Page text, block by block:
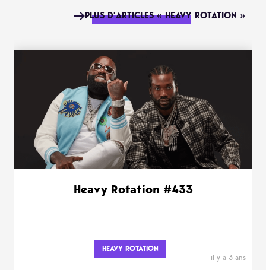
PLUS D'ARTICLES « HEAVY ROTATION »
Heavy Rotation #433
HEAVY ROTATION
il y a 3 ans